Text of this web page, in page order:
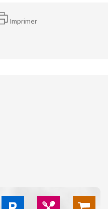
Imprimer